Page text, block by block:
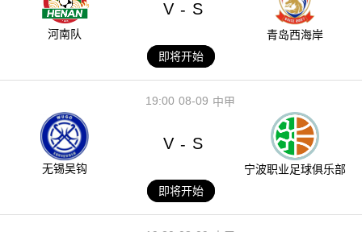
河南队
V - S
青岛西海岸
即将开始
08-09
19:00 中甲
无锡吴钩
V - S
宁波职业足球俱乐部
即将开始